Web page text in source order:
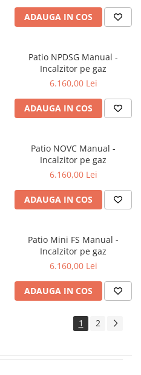
ADAUGA IN COS
Patio NPDSG Manual -
Incalzitor pe gaz
6.160,00 Lei
ADAUGA IN COS
Patio NOVC Manual -
Incalzitor pe gaz
6.160,00 Lei
ADAUGA IN COS
Patio Mini FS Manual -
Incalzitor pe gaz
6.160,00 Lei
ADAUGA IN COS
1 2